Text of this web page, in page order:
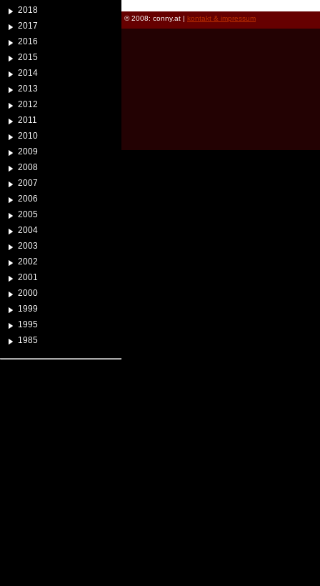
2018
2017
2016
2015
2014
2013
2012
2011
2010
2009
2008
2007
2006
2005
2004
2003
2002
2001
2000
1999
1995
1985
© 2008: conny.at | kontakt & impressum